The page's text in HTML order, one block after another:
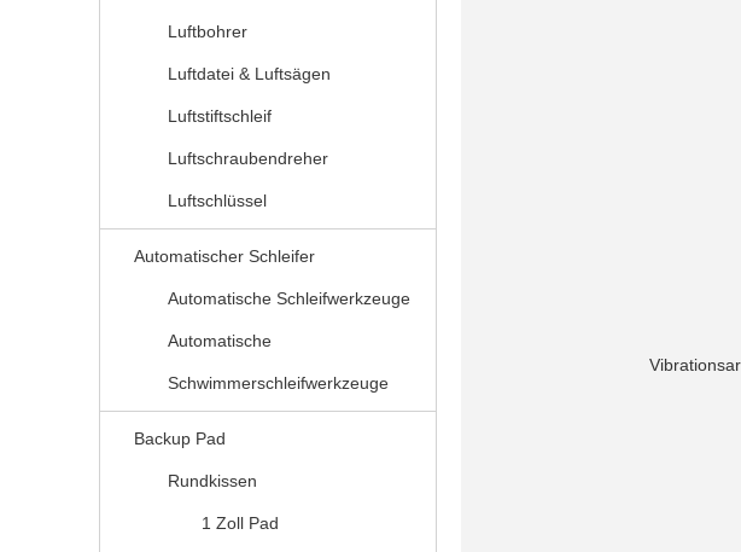
Luftbohrer
Luftdatei & Luftsägen
Luftstiftschleif
Luftschraubendreher
Luftschlüssel
Automatischer Schleifer
Automatische Schleifwerkzeuge
Automatische
Schwimmerschleifwerkzeuge
Backup Pad
Rundkissen
1 Zoll Pad